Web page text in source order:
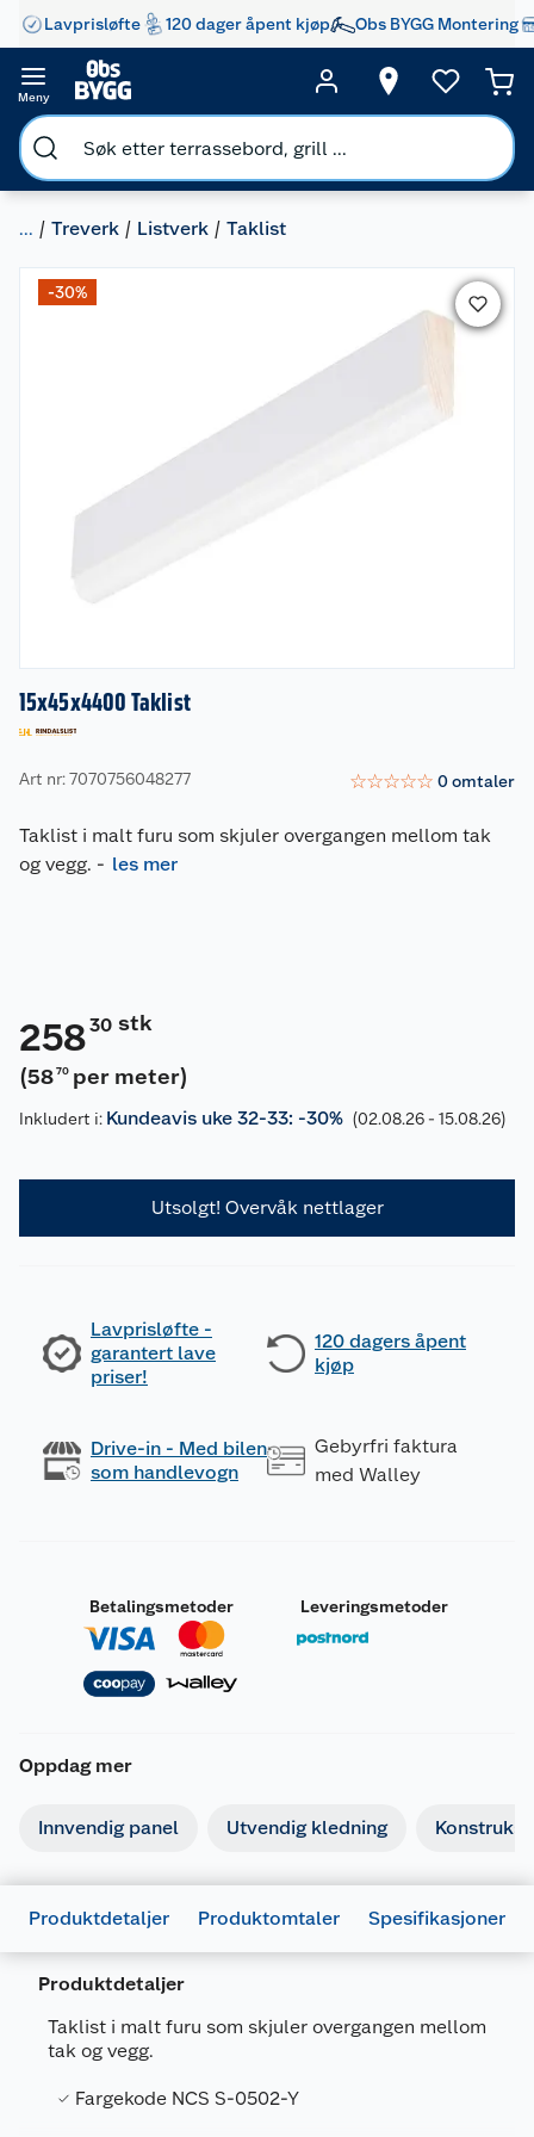
Lavprisløfte 120 dager åpent kjøp Obs BYGG Montering
Meny
... Treverk Listverk Taklist
-30%
15x45x4400 Taklist
Art nr: 7070756048277 ☆☆☆☆☆ 0omtaler
Taklist i malt furu som skjuler overgangen mellom tak
og vegg. - les mer
25830 stk
(58 70 per meter)
Inkludert i: Kundeavis uke 32-33: -30% (02.08.26 - 15.08.26)
Utsolgt! Overvåk nettlager
Lavprisløfte -
garantert lave
priser!
120 dagers åpent
kjøp
Drive-in - Med bilen
som handlevogn
Gebyrfri faktura
med Walley
Betalingsmetoder Leveringsmetoder
Oppdag mer
Innvendig panel Utvendig kledning
Produktdetaljer Produktomtaler Spesifikasjoner
Produktdetaljer
Taklist i malt furu som skjuler overgangen mellom
tak og vegg.
Fargekode NCS S-0502-Y
Generelt